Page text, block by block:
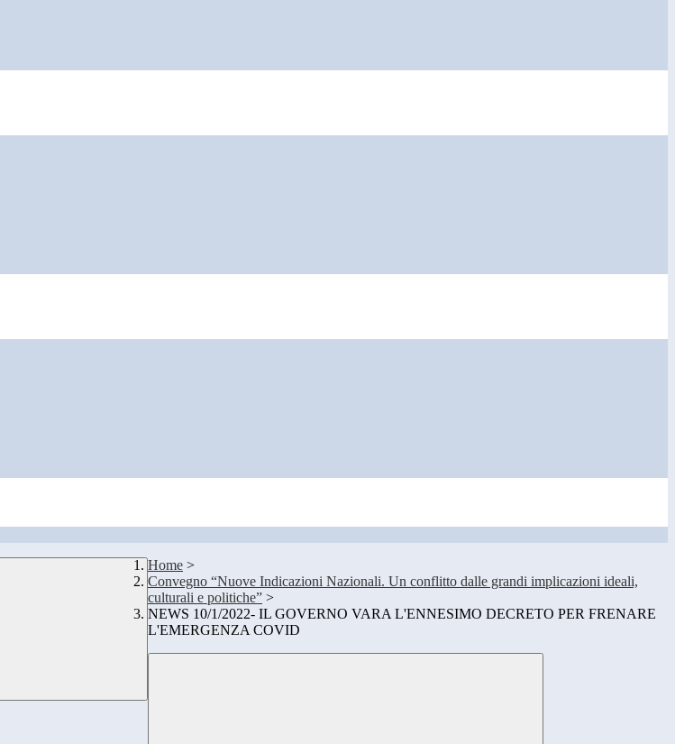
Home >
Convegno “Nuove Indicazioni Nazionali. Un conflitto dalle grandi implicazioni ideali,
culturali e politiche” >
NEWS 10/1/2022- IL GOVERNO VARA L'ENNESIMO DECRETO PER FRENARE
L'EMERGENZA COVID